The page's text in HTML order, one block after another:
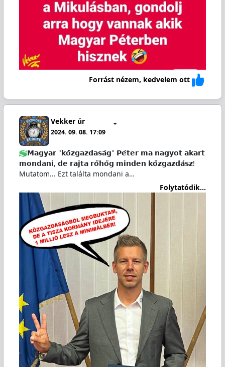
Forrást nézem, kedvelem ott
Vekker úr
2024. 09. 08. 17:09
𝗠𝗮𝗴𝘆𝗮𝗿 "𝗸𝗼̈𝘇𝗴𝗮𝘇𝗱𝗮𝘀𝗮́𝗴" 𝗣𝗲́𝘁𝗲𝗿 𝗺𝗮 𝗻𝗮𝗴𝘆𝗼𝘁 𝗮𝗸𝗮𝗿𝘁
𝗺𝗼𝗻𝗱𝗮𝗻𝗶, 𝗱𝗲 𝗿𝗮𝗷𝘁𝗮 𝗿𝗼̈𝗵𝗼̈𝗴 𝗺𝗶𝗻𝗱𝗲𝗻 𝗸𝗼̈𝘇𝗴𝗮𝘇𝗱𝗮́𝘀𝘇!
Mutatom... Ezt találta mondani a…
Folytatódik...